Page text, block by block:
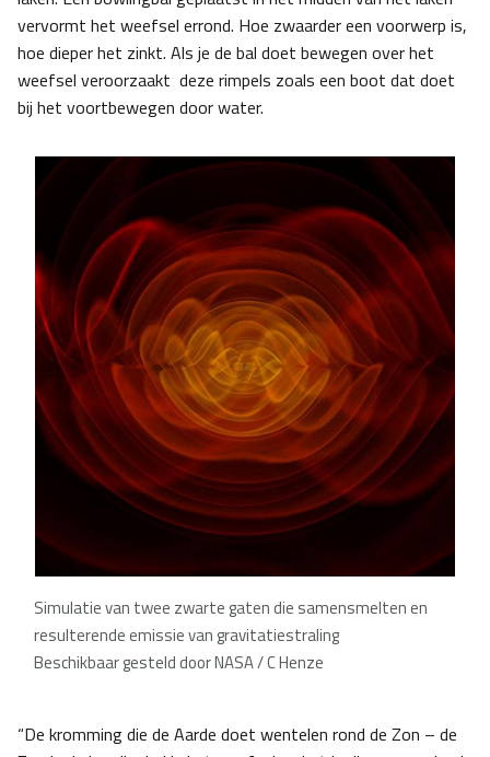
vervormt het weefsel errond. Hoe zwaarder een voorwerp is,
hoe dieper het zinkt. Als je de bal doet bewegen over het
weefsel veroorzaakt deze rimpels zoals een boot dat doet
bij het voortbewegen door water.
Simulatie van twee zwarte gaten die samensmelten en
resulterende emissie van gravitatiestraling
Beschikbaar gesteld door NASA / C Henze
“De kromming die de Aarde doet wentelen rond de Zon – de